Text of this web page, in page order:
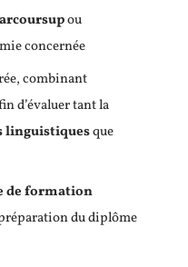
ou
concernée
combinant
d’évaluer tant la
linguistiquesque
de formation
du diplôme